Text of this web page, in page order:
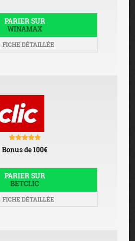
PARIER SUR
WINAMAX
FICHE DÉTAILLÉE
Bonus de 100€
PARIER SUR
BETCLIC
FICHE DÉTAILLÉE